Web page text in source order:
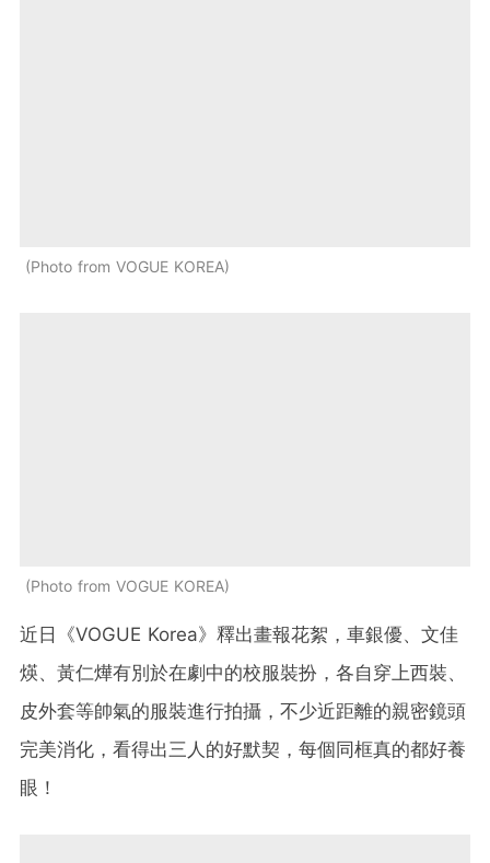
Photo from VOGUE KOREA
Photo from VOGUE KOREA
近日《VOGUE Korea》釋出畫報花絮，車銀優、文佳
煐、黃仁燁有別於在劇中的校服裝扮，各自穿上西裝、
皮外套等帥氣的服裝進行拍攝，不少近距離的親密鏡頭
完美消化，看得出三人的好默契，每個同框真的都好養
眼！